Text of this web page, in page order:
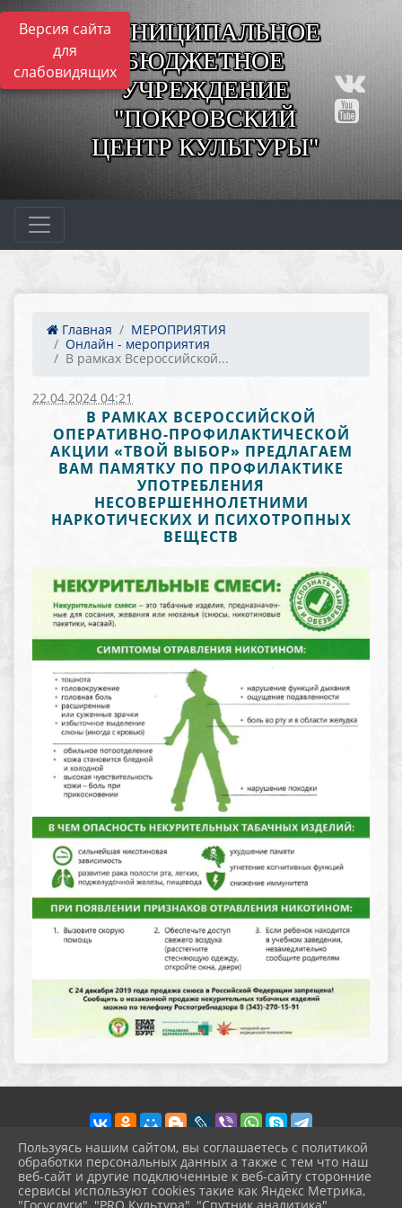
Версия сайта
для
слабовидящих
МУНИЦИПАЛЬНОЕ
БЮДЖЕТНОЕ
УЧРЕЖДЕНИЕ
"ПОКРОВСКИЙ
ЦЕНТР КУЛЬТУРЫ"
Главная
МЕРОПРИЯТИЯ
Онлайн - мероприятия
В рамках Всероссийской...
22.04.2024 04:21
В РАМКАХ ВСЕРОССИЙСКОЙ
ОПЕРАТИВНО-ПРОФИЛАКТИЧЕСКОЙ
АКЦИИ «ТВОЙ ВЫБОР» ПРЕДЛАГАЕМ
ВАМ ПАМЯТКУ ПО ПРОФИЛАКТИКЕ
УПОТРЕБЛЕНИЯ
НЕСОВЕРШЕННОЛЕТНИМИ
НАРКОТИЧЕСКИХ И ПСИХОТРОПНЫХ
ВЕЩЕСТВ
2026 г. pokrov-ck.ru
Вход
Пользуясь нашим сайтом, вы соглашаетесь с политикой
обработки персональных данных а также с тем что наш
веб-сайт и другие подключенные к веб-сайту сторонние
сервисы используют cookies такие как Яндекс Метрика,